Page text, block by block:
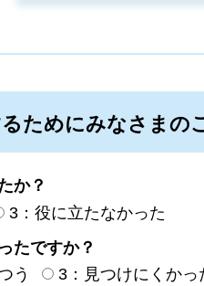
ためにみなさまの
か？
3：役に立たなかった
たですか？
う 3：見つけにくかっ